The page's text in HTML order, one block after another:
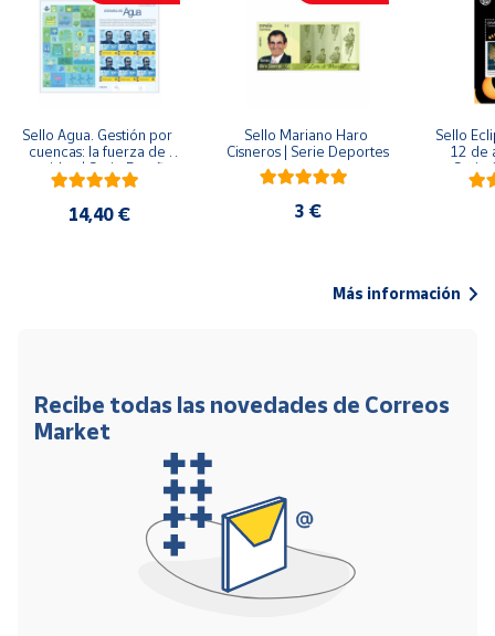
Sello Agua. Gestión por
cuencas: la fuerza de
una idea.| Serie España
ES| Pliego Premium
14,40 €
Sello Mariano Haro
Cisneros | Serie Deportes
3 €
Sello
12 de
Serie
Más información
Recibe todas las novedades de Correos
Market